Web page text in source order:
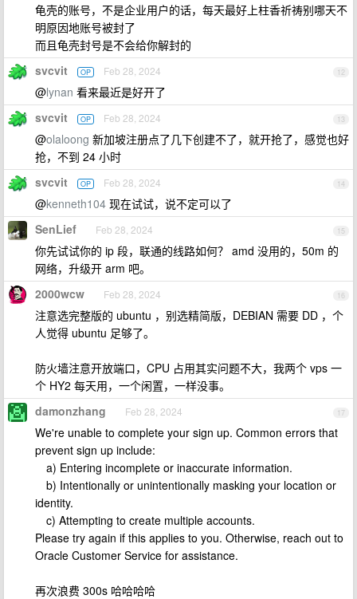
龟壳的账号，不是企业用户的话，每天最好上柱香祈祷别哪天不
明原因地账号被封了
而且龟壳封号是不会给你解封的
12
svcvit OP Feb 28, 2024
@lynan 看来最近是好开了
13
svcvit OP Feb 28, 2024
@olaloong 新加坡注册点了几下创建不了，就开抢了，感觉也好
抢，不到 24 小时
14
svcvit OP Feb 28, 2024
@kenneth104 现在试试，说不定可以了
15
SenLief Feb 28, 2024
你先试试你的 ip 段，联通的线路如何？ amd 没用的，50m 的
网络，升级开 arm 吧。
16
2000wcw Feb 28, 2024
注意选完整版的 ubuntu ，别选精简版，DEBIAN 需要 DD ，个
人觉得 ubuntu 足够了。
防火墙注意开放端口，CPU 占用其实问题不大，我两个 vps 一
个 HY2 每天用，一个闲置，一样没事。
17
damonzhang Feb 28, 2024
We're unable to complete your sign up. Common errors that
prevent sign up include:
a) Entering incomplete or inaccurate information.
b) Intentionally or unintentionally masking your location or
identity.
c) Attempting to create multiple accounts.
Please try again if this applies to you. Otherwise, reach out to
Oracle Customer Service for assistance.
再次浪费 300s 哈哈哈哈